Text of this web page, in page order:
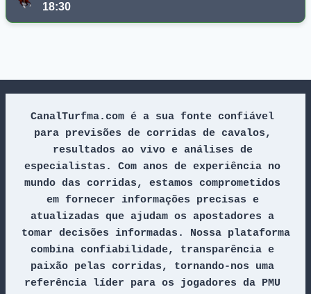
18:30
CanalTurfma.com é a sua fonte confiável
para previsões de corridas de cavalos,
resultados ao vivo e análises de
especialistas. Com anos de experiência no
mundo das corridas, estamos comprometidos
em fornecer informações precisas e
atualizadas que ajudam os apostadores a
tomar decisões informadas. Nossa plataforma
combina confiabilidade, transparência e
paixão pelas corridas, tornando-nos uma
referência líder para os jogadores da PMU